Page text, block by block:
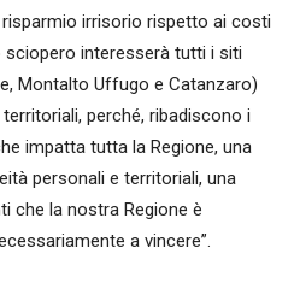
irrisorio rispetto ai costi
sciopero interesserà tutti i siti
Montalto Uffugo e Catanzaro)
perché, ribadiscono i
impatta tutta la Regione, una
personali e territoriali, una
che la nostra Regione è
a vincere”.